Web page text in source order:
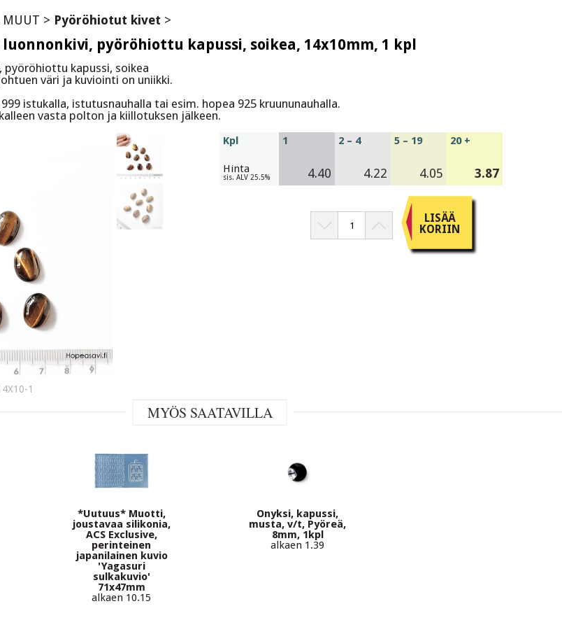
MUUT > Pyöröhiotut kivet >
pyöröhiottu kapussi, soikea, 14x10mm, 1 kpl
pyöröhiottu kapussi, soikea
väri ja kuviointi on uniikki.
istukalla, istutusnauhalla tai esim. hopea 925 kruununauhalla.
vasta polton ja kiillotuksen jälkeen.
1
Kpl
Hinta
sis. ALV 25.5%
1
4.40
2 – 4
4.22
5 – 19
4.05
20 +
3.87
LISÄÄ
KORIIN
MYÖS SAATAVILLA
*Uutuus* Muotti,
joustavaa silikonia,
ACS Exclusive,
perinteinen
japanilainen kuvio
'Yagasuri
sulkakuvio'
71x47mm
alkaen 10.15
Onyksi, kapussi,
musta, v/t, Pyöreä,
8mm, 1kpl
alkaen 1.39